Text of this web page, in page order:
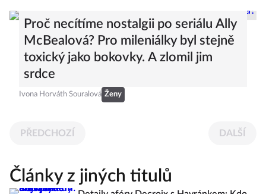
Proč necítíme nostalgii po seriálu Ally
McBealová? Pro mileniálky byl stejně
toxický jako bokovky. A zlomil jim
srdce
Ivona Horváth Souralová Ženy
PŘEDCHOZÍ DALŠÍ
Články z jiných titulů